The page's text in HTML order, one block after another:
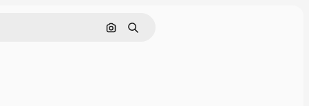
Nach Bild suchen
Suchen